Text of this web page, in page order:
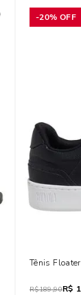
-20% OFF
Tênis
R$189,90R$